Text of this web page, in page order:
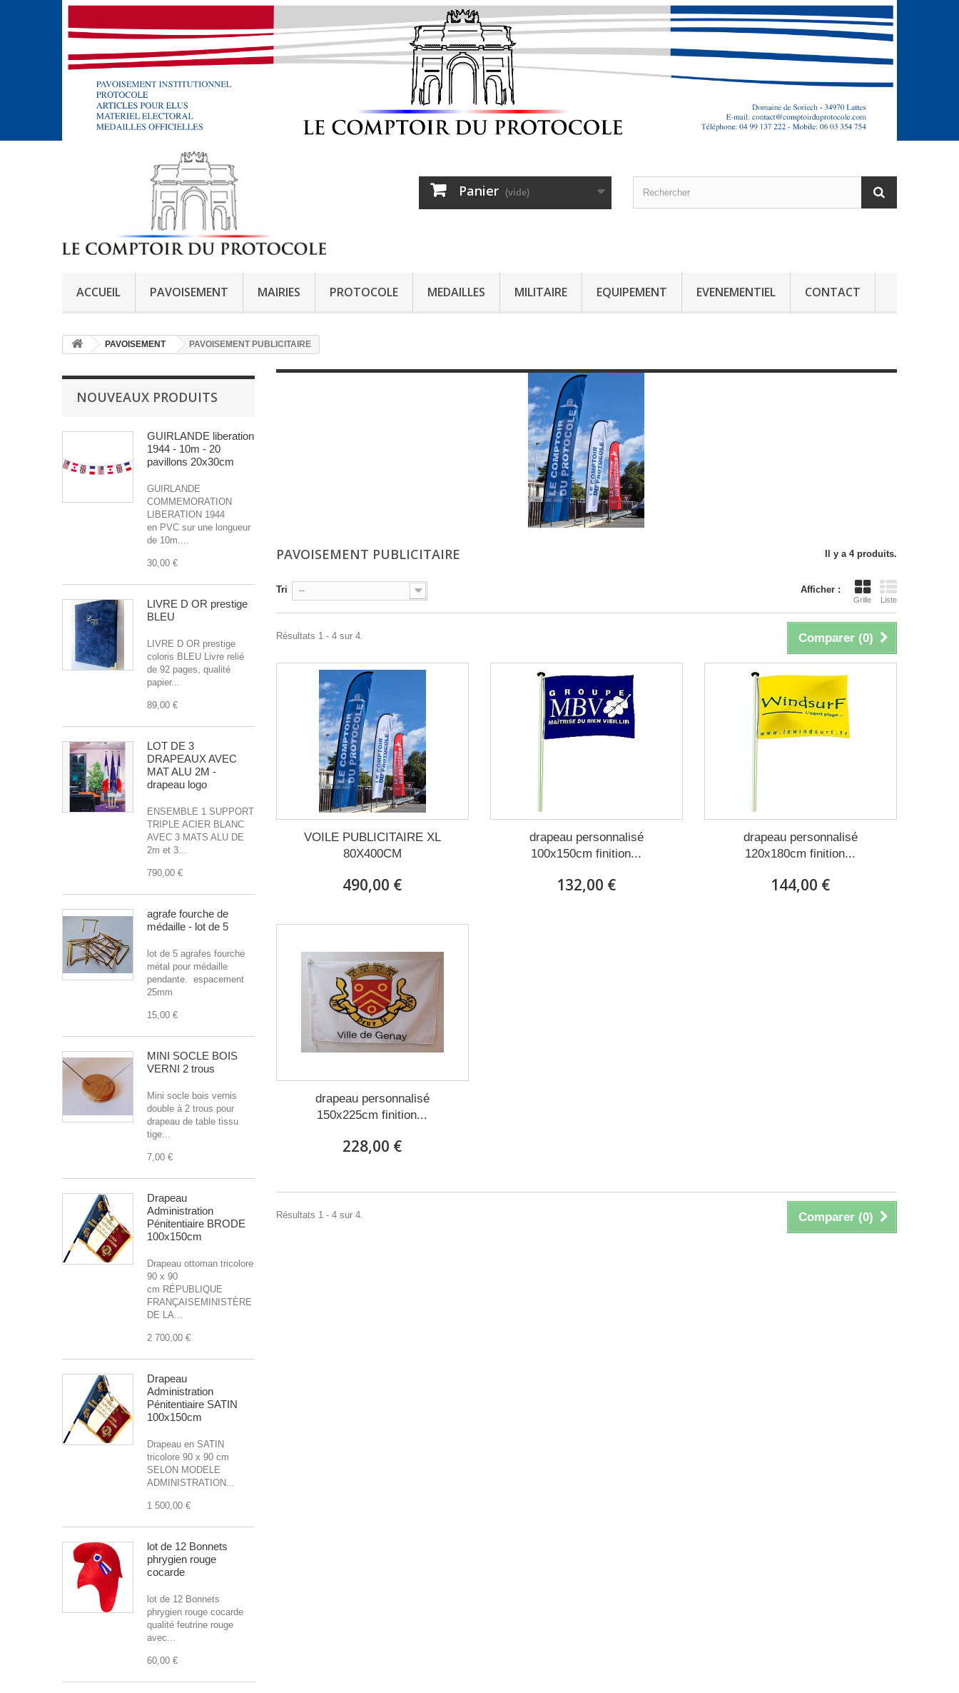
Panier (vide)
ACCUEIL PAVOISEMENT MAIRIES PROTOCOLE MEDAILLES MILITAIRE EQUIPEMENT EVENEMENTIEL CONTACT
PAVOISEMENT PAVOISEMENT PUBLICITAIRE
NOUVEAUX PRODUITS
GUIRLANDE liberation
1944 - 10m - 20
pavillons 20x30cm
GUIRLANDE
COMMEMORATION
LIBERATION 1944
en PVC sur une longueur
de 10m....
30,00 €
LIVRE D OR prestige
BLEU
LIVRE D OR prestige
coloris BLEU Livre relié
de 92 pages, qualité
papier...
89,00 €
LOT DE 3
DRAPEAUX AVEC
MAT ALU 2M -
drapeau logo
ENSEMBLE 1 SUPPORT
TRIPLE ACIER BLANC
AVEC 3 MATS ALU DE
2m et 3...
790,00 €
agrafe fourche de
médaille - lot de 5
lot de 5 agrafes fourche
métal pour médaille
pendante. espacement
25mm
15,00 €
MINI SOCLE BOIS
VERNI 2 trous
Mini socle bois vernis
double à 2 trous pour
drapeau de table tissu
tige...
7,00 €
Drapeau
Administration
Pénitentiaire BRODE
100x150cm
Drapeau ottoman tricolore
90 x 90
cm RÉPUBLIQUE
FRANÇAISEMINISTÈRE
DE LA...
2 700,00 €
Drapeau
Administration
Pénitentiaire SATIN
100x150cm
Drapeau en SATIN
tricolore 90 x 90 cm
SELON MODELE
ADMINISTRATION...
1 500,00 €
lot de 12 Bonnets
phrygien rouge
cocarde
lot de 12 Bonnets
phrygien rouge cocarde
qualité feutrine rouge
avec...
60,00 €
PAVOISEMENT PUBLICITAIRE Il y a 4 produits.
Afficher :
Grille Liste
Tri --
Comparer (0)
Résultats 1 - 4 sur 4.
VOILE PUBLICITAIRE XL
80X400CM
490,00 €
drapeau personnalisé
100x150cm finition...
132,00 €
drapeau personnalisé
120x180cm finition...
144,00 €
drapeau personnalisé
150x225cm finition...
228,00 €
Comparer (0)
Résultats 1 - 4 sur 4.